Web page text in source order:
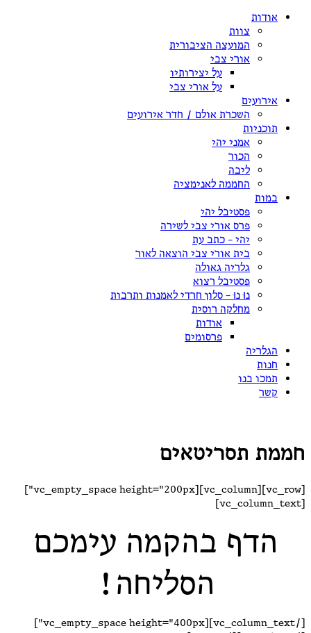
אודות
צוות
המועצה הציבורית
אורי צבי
על יצירותיו
על אורי צבי
אירועים
השכרת אולם / חדר אירועים
תוכניות
אמני יהי
הכור
ליבה
החממה לאנימציה
במות
פסטיבל יהי
פרס אורי צבי לשירה
יהי – כתב עת
בית אורי צבי הוצאה לאור
גלריה גאולה
פסטיבל רצוא
נוּ נוּ – סלון חרדי לאמנות ותרבות
מחלקה רוסית
אודות
פרסומים
הגלריה
חנות
תמכו בנו
קשר
חממת תסריטאים
[vc_row][vc_column][vc_empty_space height="200px"]
[vc_column_text]
הדף בהקמה עימכם
הסליחה!
[/vc_column_text][vc_empty_space height="400px"]